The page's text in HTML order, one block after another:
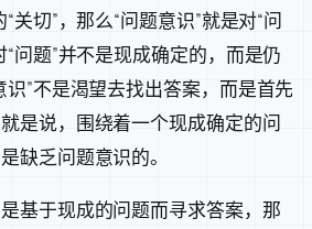
关切”，那么“问题意识”就是对“问
问题”并不是现成确定的，而是仍
识”不是渴望去找出答案，而是首先
是说，围绕着一个现成确定的问
缺乏问题意识的。
基于现成的问题而寻求答案，那